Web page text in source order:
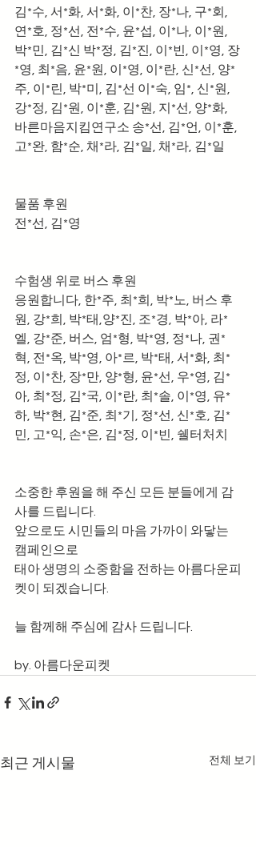
김*수, 서*화, 서*화, 이*찬, 장*나, 구*회,
연*호, 정*선, 전*수, 윤*섭, 이*나, 이*원,
박*민, 김*신 박*정, 김*진, 이*빈, 이*영, 장
*영, 최*음, 윤*원, 이*영, 이*란, 신*선, 양*
주, 이*린, 박*미, 김*선 이*숙, 임*, 신*원,
강*정, 김*원, 이*훈, 김*원, 지*선, 양*화,
바른마음지킴연구소 송*선, 김*언, 이*훈,
고*완, 함*순, 채*라, 김*일, 채*라, 김*일
물품 후원
전*선, 김*영
수험생 위로 버스 후원
응원합니다, 한*주, 최*희, 박*노, 버스 후
원, 강*희, 박*태,양*진, 조*경, 박*아, 라*
엘, 강*준, 버스, 엄*형, 박*영, 정*나, 권*
혁, 전*옥, 박*영, 아*르, 박*태, 서*화, 최*
정, 이*찬, 장*만, 양*형, 윤*선, 우*영, 김*
아, 최*정, 김*국, 이*란, 최*솔, 이*영, 유*
하, 박*현, 김*준, 최*기, 정*선, 신*호, 김*
민, 고*익, 손*은, 김*정, 이*빈, 쉘터처치
소중한 후원을 해 주신 모든 분들에게 감
사를 드립니다.
앞으로도 시민들의 마음 가까이 와닿는
캠페인으로
태아 생명의 소중함을 전하는 아름다운피
켓이 되겠습니다.
늘 함께해 주심에 감사 드립니다.
by. 아름다운피켓
최근 게시물 전체 보기